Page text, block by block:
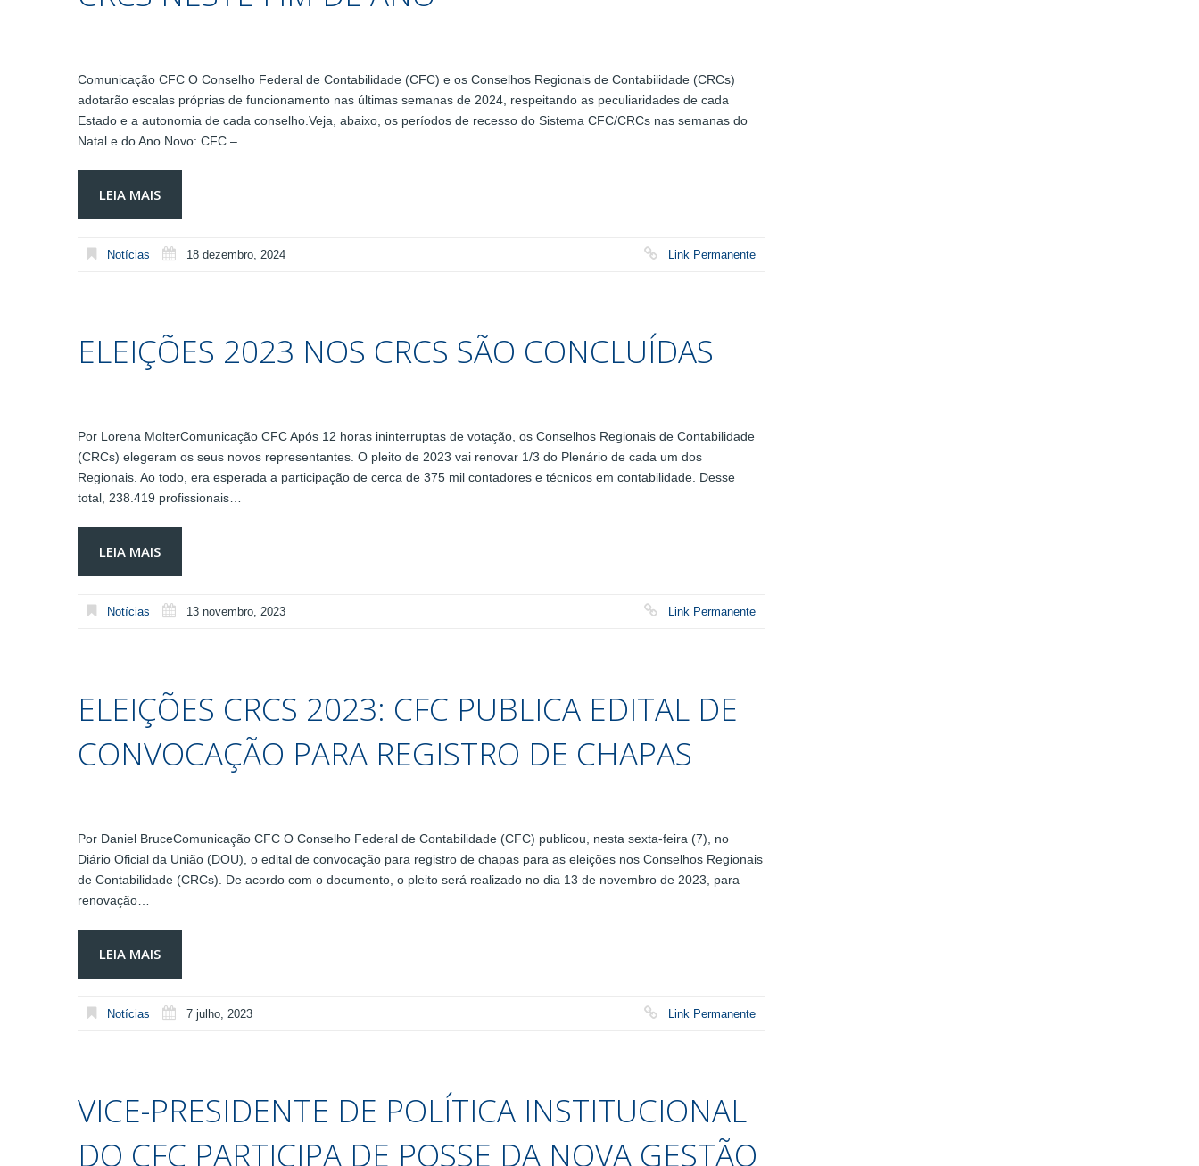
Comunicação CFC O Conselho Federal de Contabilidade (CFC) e os Conselhos Regionais de Contabilidade (CRCs)
adotarão escalas próprias de funcionamento nas últimas semanas de 2024, respeitando as peculiaridades de cada
Estado e a autonomia de cada conselho.Veja, abaixo, os períodos de recesso do Sistema CFC/CRCs nas semanas do
Natal e do Ano Novo: CFC –…
LEIA MAIS
Notícias 18 dezembro, 2024 Link Permanente
ELEIÇÕES 2023 NOS CRCS SÃO CONCLUÍDAS
Por Lorena MolterComunicação CFC Após 12 horas ininterruptas de votação, os Conselhos Regionais de Contabilidade
(CRCs) elegeram os seus novos representantes. O pleito de 2023 vai renovar 1/3 do Plenário de cada um dos
Regionais. Ao todo, era esperada a participação de cerca de 375 mil contadores e técnicos em contabilidade. Desse
total, 238.419 profissionais…
LEIA MAIS
Notícias 13 novembro, 2023 Link Permanente
ELEIÇÕES CRCS 2023: CFC PUBLICA EDITAL DE
CONVOCAÇÃO PARA REGISTRO DE CHAPAS
Por Daniel BruceComunicação CFC O Conselho Federal de Contabilidade (CFC) publicou, nesta sexta-feira (7), no
Diário Oficial da União (DOU), o edital de convocação para registro de chapas para as eleições nos Conselhos Regionais
de Contabilidade (CRCs). De acordo com o documento, o pleito será realizado no dia 13 de novembro de 2023, para
renovação…
LEIA MAIS
Notícias 7 julho, 2023 Link Permanente
VICE-PRESIDENTE DE POLÍTICA INSTITUCIONAL
DO CFC PARTICIPA DE POSSE DA NOVA GESTÃO